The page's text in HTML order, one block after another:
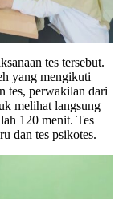
tes tersebut.
yang mengikuti
tes, perwakilan dari
melihat langsung
120 menit. Tes
dan tes psikotes.